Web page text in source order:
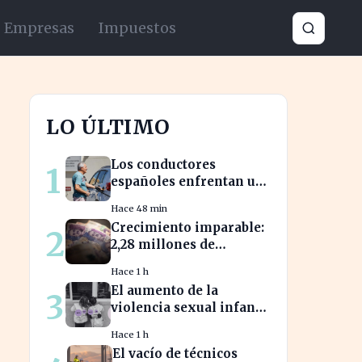
Empresas Impuestos
LO ÚLTIMO
1
Los conductores
españoles enfrentan un
precios de gasolina
desde marzo
Hace 48 min
2
Crecimiento imparable:
2,28 millones de
en fondos fiduciarios de
$123,7 billones
Hace 1 h
3
El aumento de la
violencia sexual infantil
del hogar familiar
Hace 1 h
El vacío de técnicos